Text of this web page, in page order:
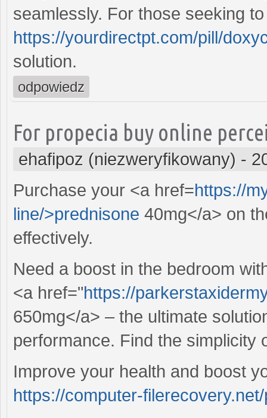
seamlessly. For those seeking
https://yourdirectpt.com/pill/
solution.
odpowiedz
For propecia buy online
ehafipoz (niezweryfikowany) -
Purchase your <a href=https://
line/>prednisone 40mg</a> on
effectively.
Need a boost in the bedroom
<a href="https://
650mg</a> – the ultimate
performance. Find the simplicity
Improve your health and boost
https://computer-